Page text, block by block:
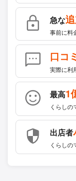
急な
事前に料
口コ
実際に利
最高1
くらしの
出店者
くらしの